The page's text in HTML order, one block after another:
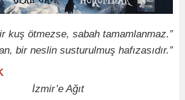
kuş ötmezse, sabah tamamlanmaz.”
bir neslin susturulmuş hafızasıdır.”
Ağıt